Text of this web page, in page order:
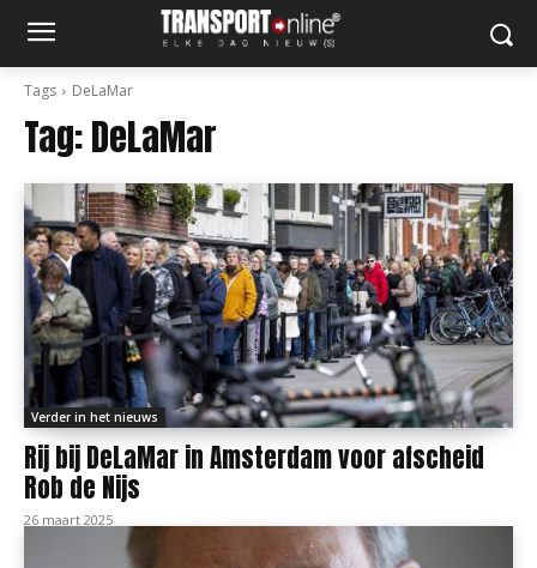
Tags DeLaMar
Tag:DeLaMar
Verder in het nieuws
Rij bij DeLaMar in Amsterdam voor afscheid
Rob de Nijs
26 maart 2025